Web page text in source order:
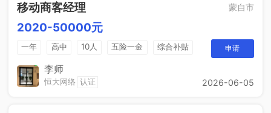
移动商客经理 蒙自市
2020-50000元
一年 高中 10人 五险一金
综合补贴
销售奖金
申请
李师
恒大网络 认证 2026-06-05